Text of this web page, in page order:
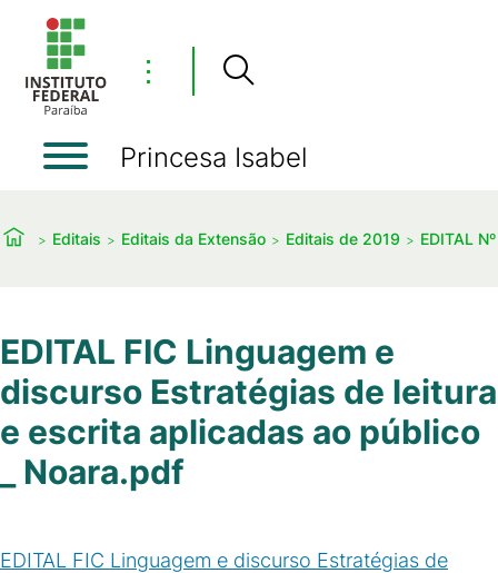
⋮
Princesa Isabel
Editais Editais da Extensão Editais de 2019 EDITAL
EDITAL FIC Linguagem e
discurso Estratégias de leitura
e escrita aplicadas ao público
_ Noara.pdf
EDITAL FIC Linguagem e discurso Estratégias de